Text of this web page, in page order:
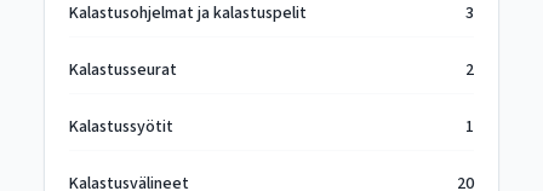
Kalastusohjelmat ja kalastuspelit 3
Kalastusseurat 2
Kalastussyötit 1
Kalastusvälineet 20